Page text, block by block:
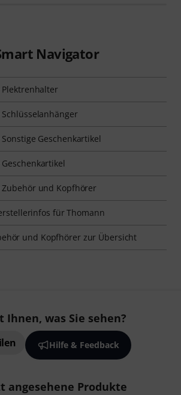
Navigator
Geschenkartikel
Zubehör und Kopfhörer
für Thomann
und Kopfhörer zur Übersicht
Ihnen, was Sie sehen?
Hilfe & Feedback
angesehene Produkte